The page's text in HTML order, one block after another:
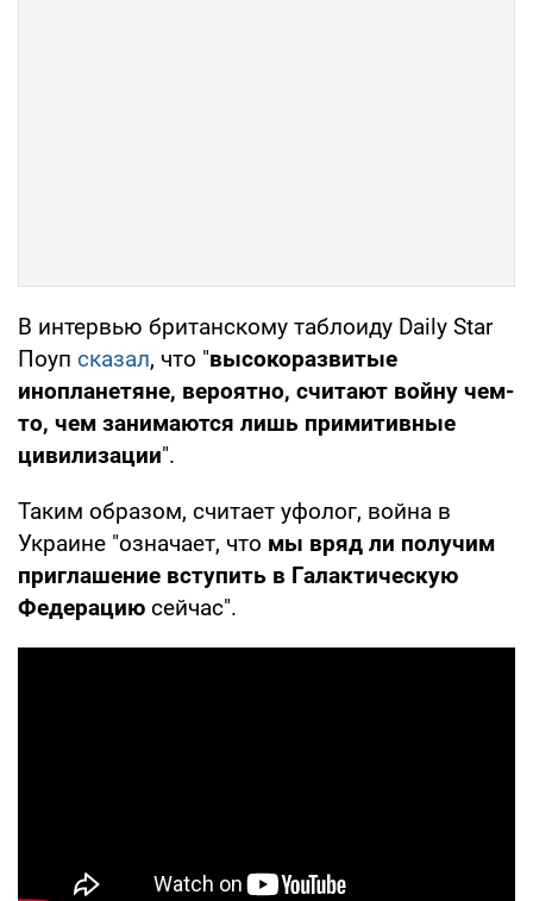
В интервью британскому таблоиду Daily Star
Поуп сказал, что "высокоразвитые
инопланетяне, вероятно, считают войну чем-
то, чем занимаются лишь примитивные
цивилизации".
Таким образом, считает уфолог, война в
Украине "означает, что мы вряд ли получим
приглашение вступить в Галактическую
Федерацию сейчас".